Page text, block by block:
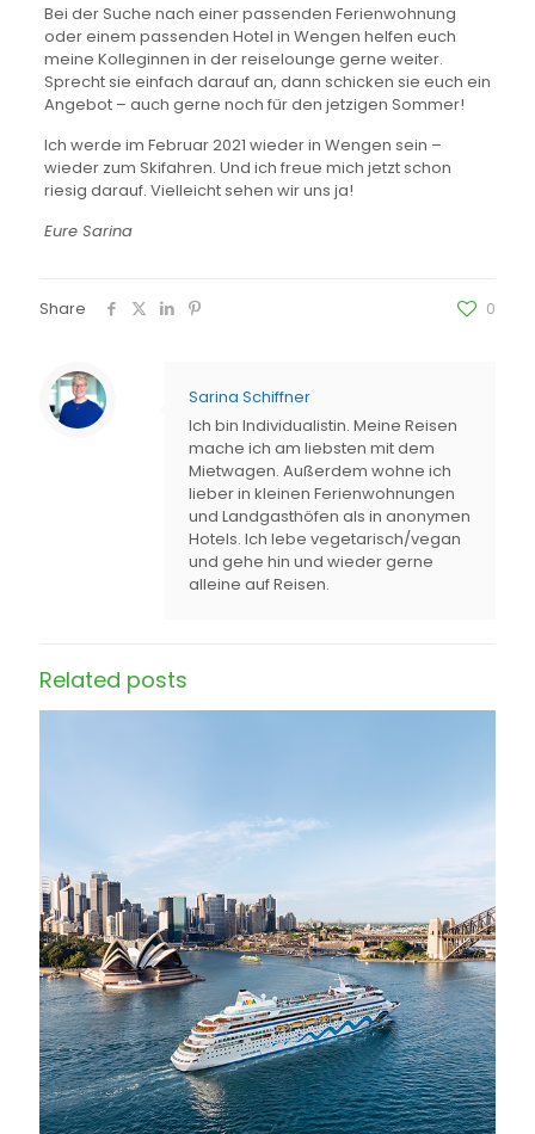
Bei der Suche nach einer passenden Ferienwohnung
oder einem passenden Hotel in Wengen helfen euch
meine Kolleginnen in der reiselounge gerne weiter.
Sprecht sie einfach darauf an, dann schicken sie euch ein
Angebot – auch gerne noch für den jetzigen Sommer!
Ich werde im Februar 2021 wieder in Wengen sein –
wieder zum Skifahren. Und ich freue mich jetzt schon
riesig darauf. Vielleicht sehen wir uns ja!
Eure Sarina
Share 0
Sarina Schiffner
Ich bin Individualistin. Meine Reisen
mache ich am liebsten mit dem
Mietwagen. Außerdem wohne ich
lieber in kleinen Ferienwohnungen
und Landgasthöfen als in anonymen
Hotels. Ich lebe vegetarisch/vegan
und gehe hin und wieder gerne
alleine auf Reisen.
Related posts